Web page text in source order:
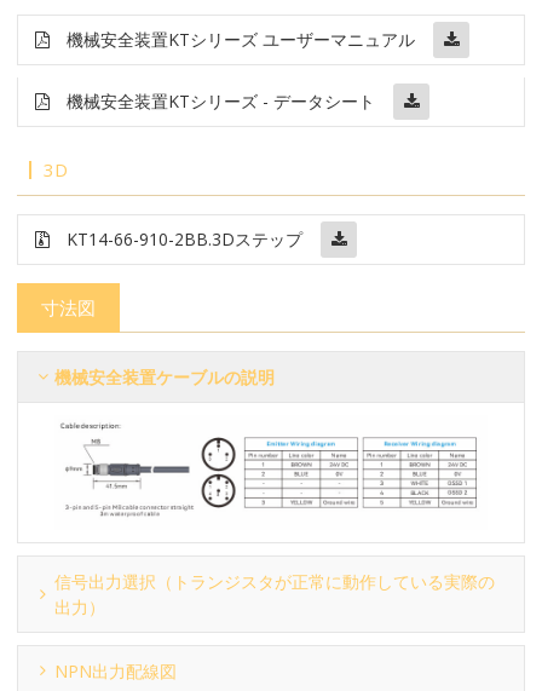
機械安全装置KTシリーズ ユーザーマニュアル
機械安全装置KTシリーズ - データシート
3D
KT14-66-910-2BB.3Dステップ
寸法図
機械安全装置ケーブルの説明
信号出力選択（トランジスタが正常に動作している実際の
出力）
NPN出力配線図